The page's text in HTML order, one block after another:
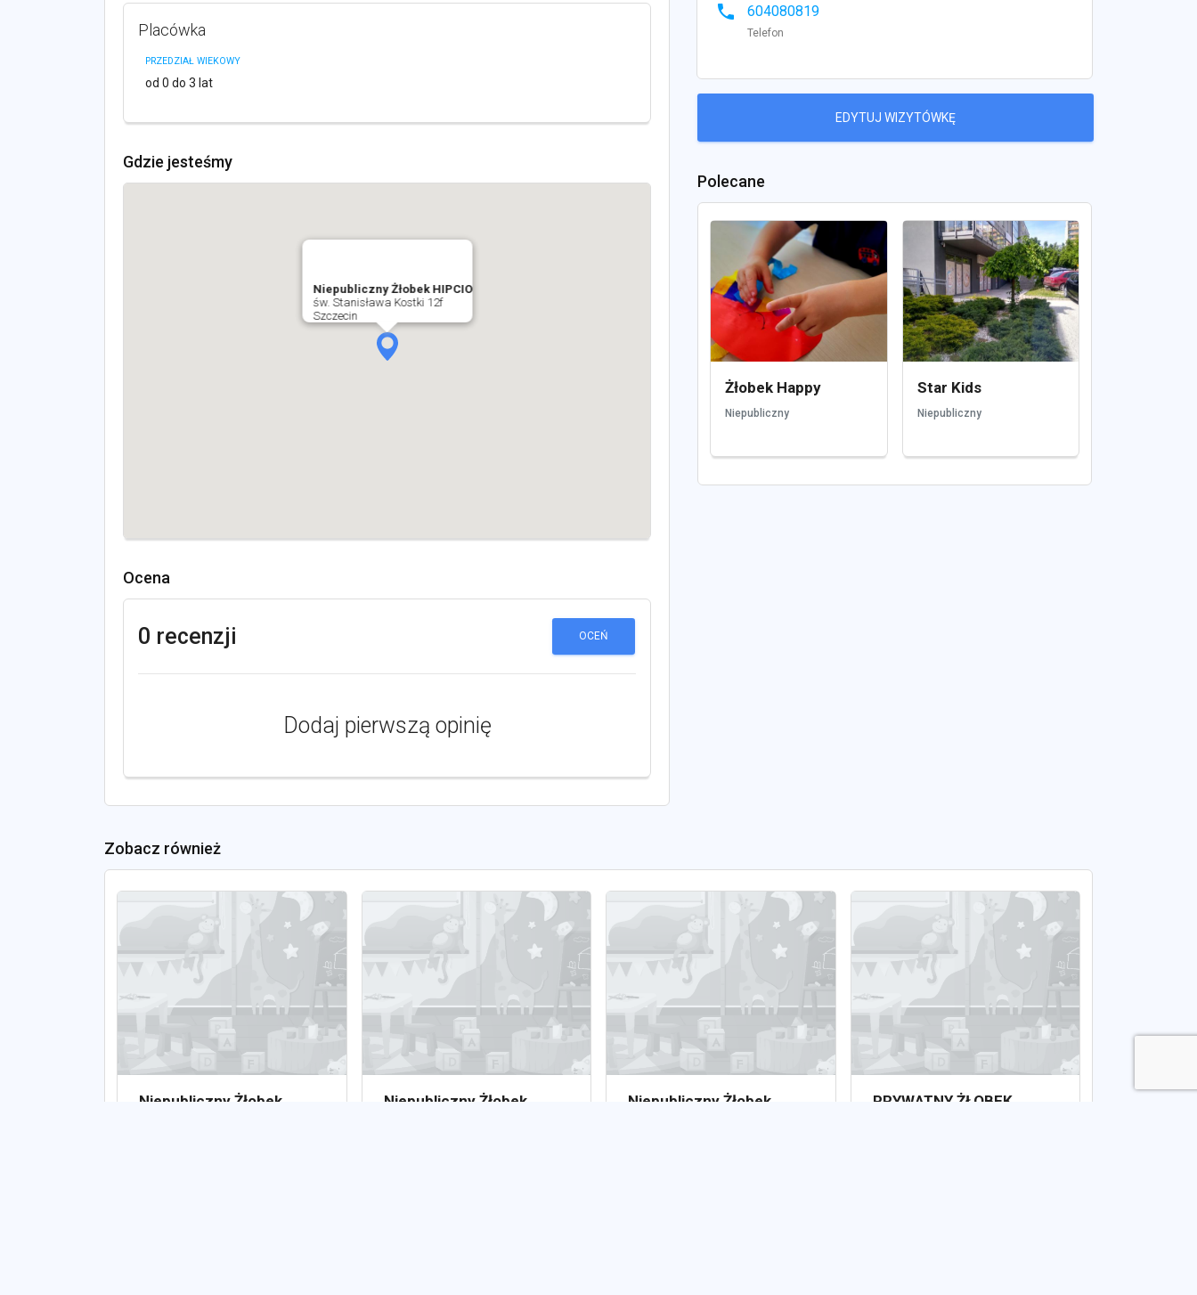
Placówka
PRZEDZIAŁ WIEKOWY
od 0 do 3 lat
Gdzie jesteśmy
Niepubliczny Żłobek HIPCIO
św. Stanisława Kostki 12f
Szczecin
Ocena
0 recenzji OCEŃ
Dodaj pierwszą opinię
phone 604080819
Telefon
EDYTUJ WIZYTÓWKĘ
Polecane
Żłobek Happy
Niepubliczny
Star Kids
Niepubliczny
Zobacz również
Niepubliczny Żłobek
Niepubliczny Żłobek
Niepubliczny Żłobek
PRYWATNY ŻŁOBEK